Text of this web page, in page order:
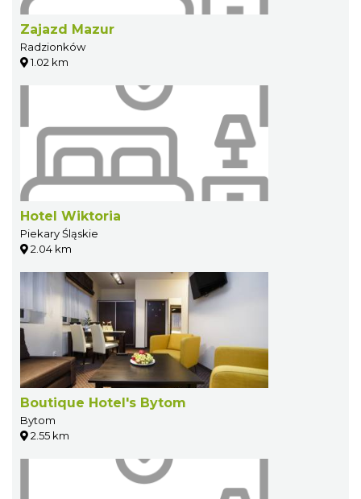
Zajazd Mazur
Radzionków
1.02 km
Hotel Wiktoria
Piekary Śląskie
2.04 km
Boutique Hotel's Bytom
Bytom
2.55 km